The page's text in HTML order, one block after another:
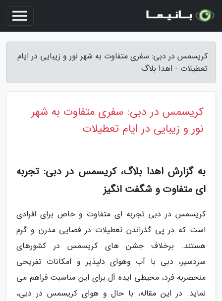
کریسمس در دبی: سفری متفاوت به شهر نور و زیبایی در ایام
تعطیلات - اهدا بلاگ
کریسمس در دبی: سفری متفاوت به شهر
نور و زیبایی در ایام تعطیلات
به گزارش اهدا بلاگ، کریسمس در دبی: تجربه
ای متفاوت و شگفت انگیز
کریسمس در دبی تجربه ای متفاوت و خاص برای افرادی
است که در پی گذراندن تعطیلات در فضایی مدرن و گرم
هستند. برخلاف جشن های کریسمس در کشورهای
سردسیر، دبی با آب وهوای دلپذیر و امکانات تفریحی
منحصربه فرد، محیطی ایده آل برای این مناسبت فراهم می
نماید. در این مقاله، با حال و هوای کریسمس در دبی،